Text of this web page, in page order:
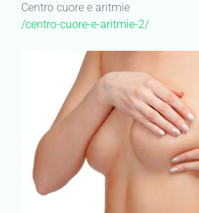
Centro cuore e aritmie
/centro-cuore-e-aritmie-2/